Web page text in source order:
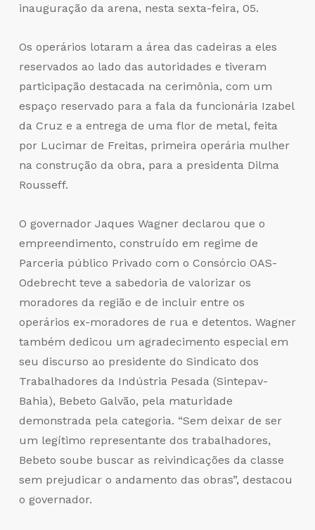
inauguração da arena, nesta sexta-feira, 05.
Os operários lotaram a área das cadeiras a eles
reservados ao lado das autoridades e tiveram
participação destacada na cerimônia, com um
espaço reservado para a fala da funcionária Izabel
da Cruz e a entrega de uma flor de metal, feita
por Lucimar de Freitas, primeira operária mulher
na construção da obra, para a presidenta Dilma
Rousseff.
O governador Jaques Wagner declarou que o
empreendimento, construído em regime de
Parceria público Privado com o Consórcio OAS-
Odebrecht teve a sabedoria de valorizar os
moradores da região e de incluir entre os
operários ex-moradores de rua e detentos. Wagner
também dedicou um agradecimento especial em
seu discurso ao presidente do Sindicato dos
Trabalhadores da Indústria Pesada (Sintepav-
Bahia), Bebeto Galvão, pela maturidade
demonstrada pela categoria. “Sem deixar de ser
um legítimo representante dos trabalhadores,
Bebeto soube buscar as reivindicações da classe
sem prejudicar o andamento das obras”, destacou
o governador.